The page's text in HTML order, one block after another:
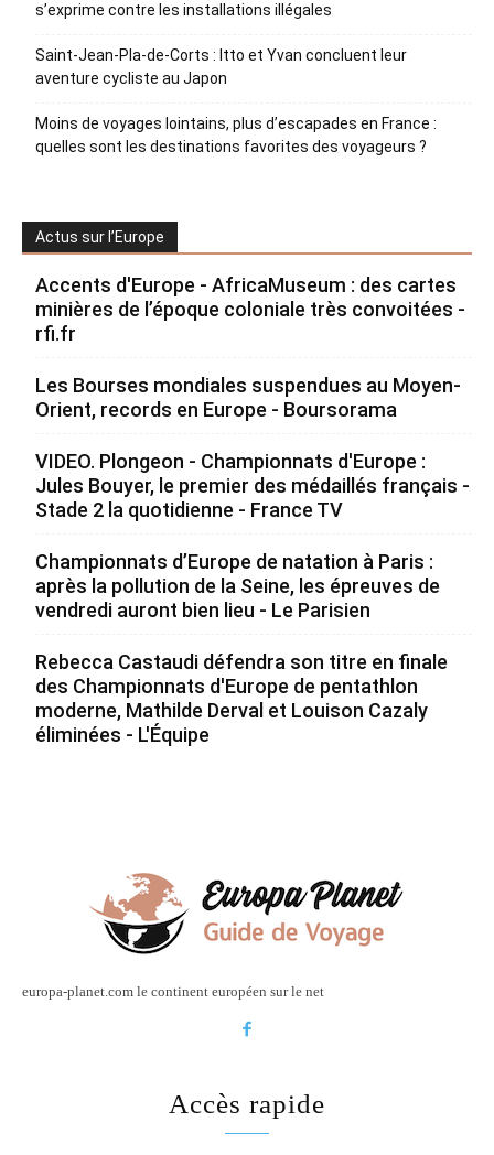
s’exprime contre les installations illégales
Saint-Jean-Pla-de-Corts : Itto et Yvan concluent leur
aventure cycliste au Japon
Moins de voyages lointains, plus d’escapades en France :
quelles sont les destinations favorites des voyageurs ?
Actus sur l’Europe
Accents d'Europe - AfricaMuseum : des cartes
minières de l’époque coloniale très convoitées -
rfi.fr
Les Bourses mondiales suspendues au Moyen-
Orient, records en Europe - Boursorama
VIDEO. Plongeon - Championnats d'Europe :
Jules Bouyer, le premier des médaillés français -
Stade 2 la quotidienne - France TV
Championnats d’Europe de natation à Paris :
après la pollution de la Seine, les épreuves de
vendredi auront bien lieu - Le Parisien
Rebecca Castaudi défendra son titre en finale
des Championnats d'Europe de pentathlon
moderne, Mathilde Derval et Louison Cazaly
éliminées - L'Équipe
europa-planet.com le continent européen sur le net
Accès rapide